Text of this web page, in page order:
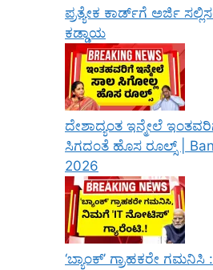
ಪ್ರತ್ಯೇಕ ಕಾರ್ಡ್‌ಗೆ ಅರ್ಜಿ
ಕಡ್ಡಾಯ
ದೇಶಾದ್ಯಂತ ಇನ್ಮೇಲೆ
ಸಿಗದಂತೆ ಹೊಸ ರೂಲ್ಸ್ |
2026
‘ಬ್ಯಾಂಕ್’ ಗ್ರಾಹಕರೇ